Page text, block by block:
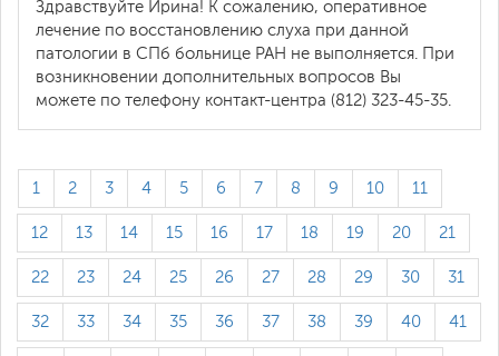
Здравствуйте Ирина! К сожалению, оперативное
лечение по восстановлению слуха при данной
патологии в СПб больнице РАН не выполняется. При
возникновении дополнительных вопросов Вы
можете по телефону контакт-центра (812) 323-45-35.
1 2 3 4 5 6 7 8 9 10 11
12 13 14 15 16 17 18 19 20 21
22 23 24 25 26 27 28 29 30 31
32 33 34 35 36 37 38 39 40 41